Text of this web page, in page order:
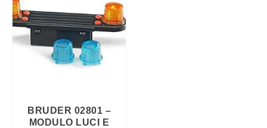
BRUDER 02801 –
MODULO LUCI E